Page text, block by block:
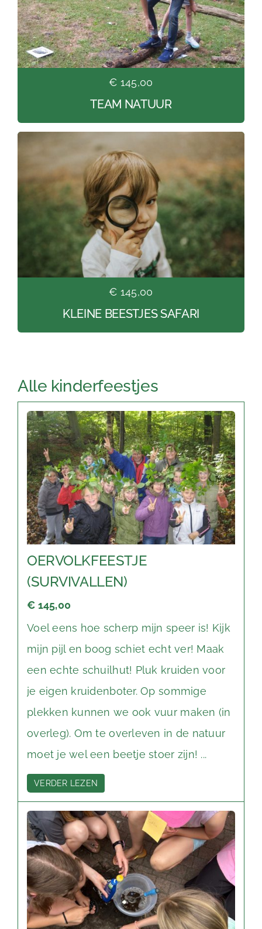
€ 145,00
TEAM NATUUR
€ 145,00
KLEINE BEESTJES SAFARI
Alle kinderfeestjes
OERVOLKFEESTJE
(SURVIVALLEN)
€ 145,00
Voel eens hoe scherp mijn speer is! Kijk
mijn pijl en boog schiet echt ver! Maak
een echte schuilhut! Pluk kruiden voor
je eigen kruidenboter. Op sommige
plekken kunnen we ook vuur maken (in
overleg). Om te overleven in de natuur
moet je wel een beetje stoer zijn! ...
VERDER LEZEN